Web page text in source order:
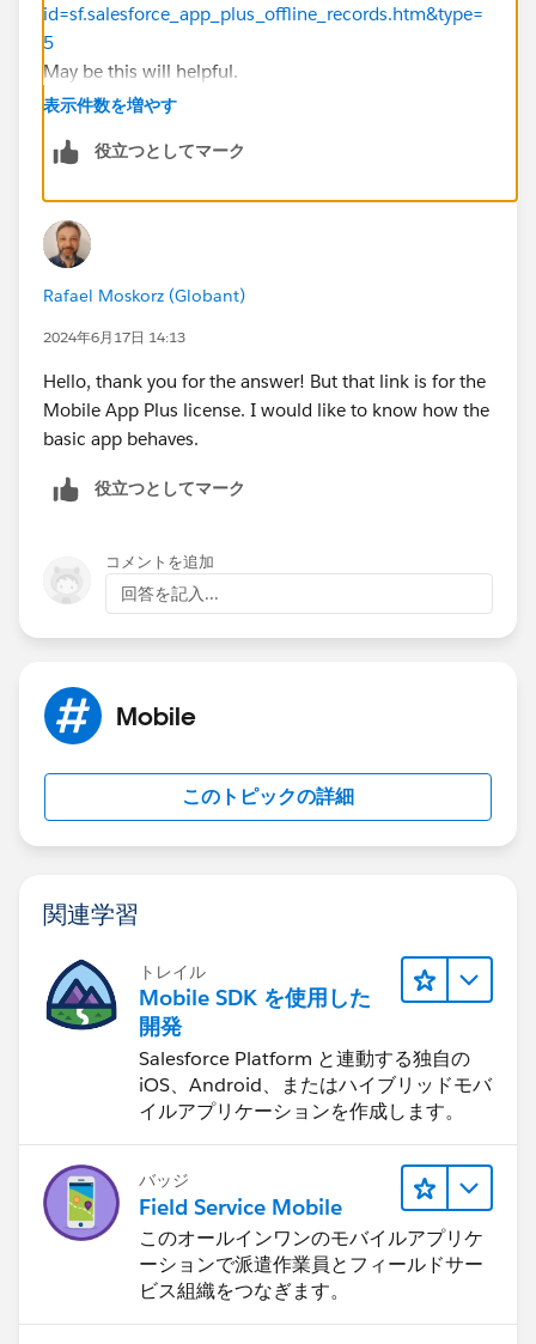
id=sf.salesforce_app_plus_offline_records.htm&type=
5
May be this will helpful.
Thanks,
表示件数を増やす
役立つとしてマーク
Rafael Moskorz (Globant)
2024年6月17日 14:13
Hello, thank you for the answer! But that link is for the
Mobile App Plus license. I would like to know how the
basic app behaves.
役立つとしてマーク
コメントを追加
回答を記入...
Mobile
このトピックの詳細
関連学習
トレイル
Mobile SDK を使用した
開発
Salesforce Platform と連動する独自の
iOS、Android、またはハイブリッドモバ
イルアプリケーションを作成します。
バッジ
Field Service Mobile
このオールインワンのモバイルアプリケ
ーションで派遣作業員とフィールドサー
ビス組織をつなぎます。